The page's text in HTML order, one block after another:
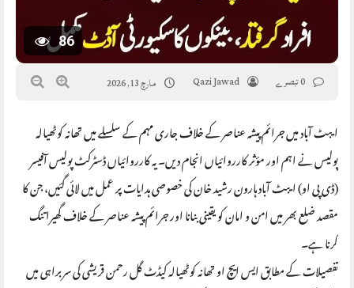
86
Qazi Jawad مارچ 13, 2026
ایبٹ آباد میں جرائم پیشہ عناصر کے خلاف جاری مہم کے سلسلے میں تھانہ کوٹھیالہ
پولیس نے اہم اور مؤثر کارروائیاں انجام دیں۔ یہ کارروائیاں ڈسٹرکٹ پولیس آفیسر
(ڈی پی او) ایبٹ آباد ہارون رشید خان کی خصوصی ہدایات پر عمل میں لائی گئیں، جن کا
مقصد ضلع بھر میں امن و امان کو یقینی بنانا اور جرائم پیشہ عناصر کے خلاف گھیرا تنگ
کرنا ہے۔
تفصیلات کے مطابق ایس ایچ او تھانہ کوٹھیالہ کیڈٹ گل رحمن قریشی کی سربراہی میں